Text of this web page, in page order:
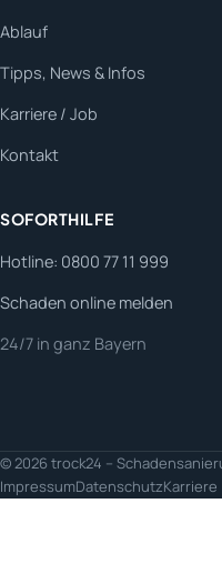
Ablauf
Tipps, News & Infos
Karriere / Job
Kontakt
SOFORTHILFE
Hotline: 0800 77 11 999
Schaden online melden
24/7 in ganz Bayern
© 2026 trock24 –
ImpressumDatenschutzKarriere